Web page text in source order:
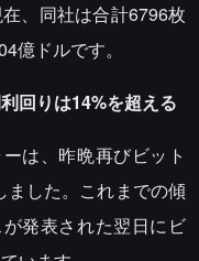
、同社は合計6796枚
億ドルです。
回りは14%を超える
は、昨晩再びビット
ました。これまでの傾
発表された翌日にビ